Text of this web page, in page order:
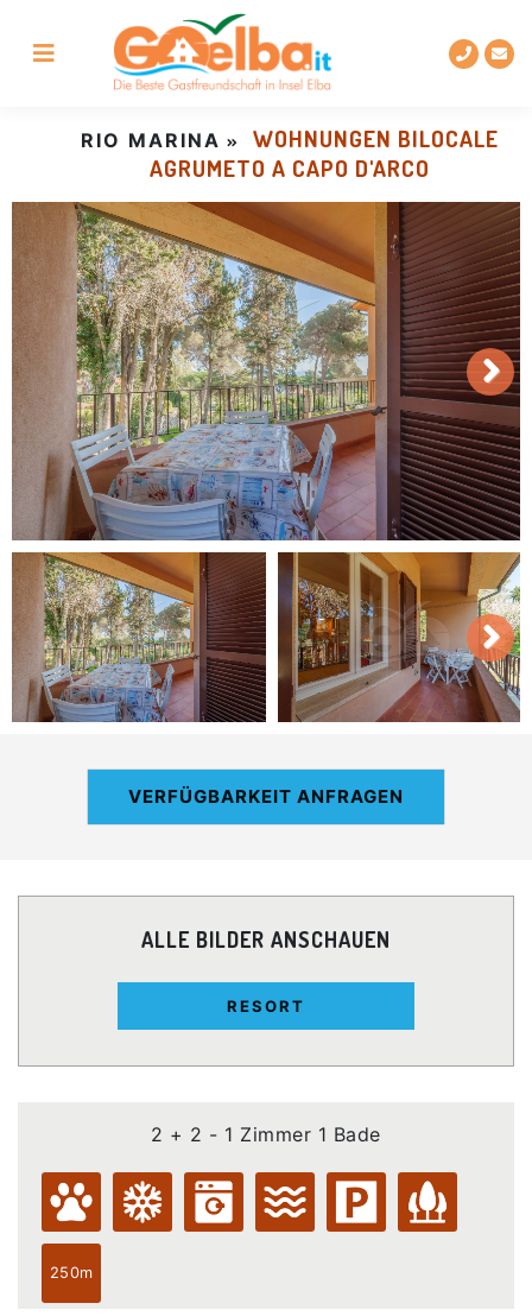
Hauptmenü
Hauptinhalt
springen
Sie
Sie
Feld,
anzufordern
RIO MARINA
WOHNUNGEN BILOCALE
AGRUMETO A CAPO D'ARCO
VERFÜGBARKEIT ANFRAGEN
ALLE BILDER ANSCHAUEN
RESORT
2 + 2 - 1 Zimmer 1 Bade
250m